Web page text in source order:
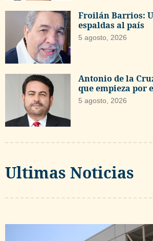
Froilán Barrios:
espaldas al país
5 agosto, 2026
Antonio de la
que empieza por
5 agosto, 2026
Ultimas Noticias